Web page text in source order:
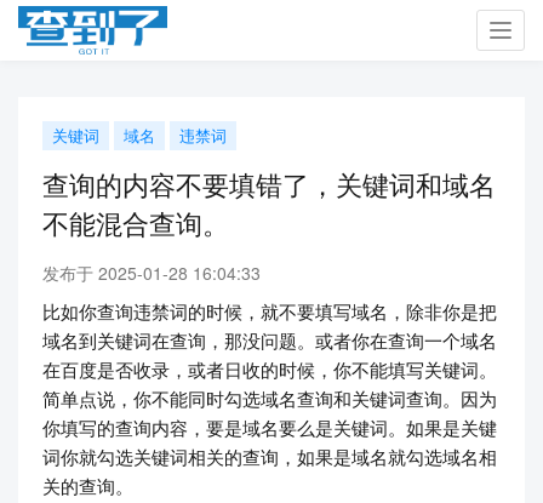
关键词 域名 违禁词
查询的内容不要填错了，关键词和域名
不能混合查询。
发布于 2025-01-28 16:04:33
比如你查询违禁词的时候，就不要填写域名，除非你是把
域名到关键词在查询，那没问题。或者你在查询一个域名
在百度是否收录，或者日收的时候，你不能填写关键词。
简单点说，你不能同时勾选域名查询和关键词查询。因为
你填写的查询内容，要是域名要么是关键词。如果是关键
词你就勾选关键词相关的查询，如果是域名就勾选域名相
关的查询。